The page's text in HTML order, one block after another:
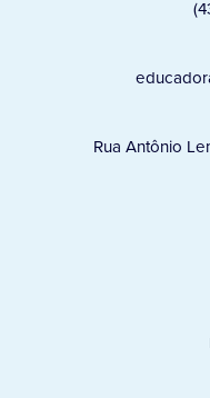
Rua Antônio